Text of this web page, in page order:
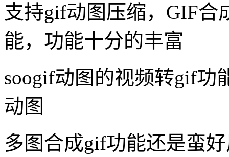
支持gif动图压缩，GIF合
能，功能十分的丰富
soogif动图的视频转gif功
动图
多图合成gif功能还是蛮